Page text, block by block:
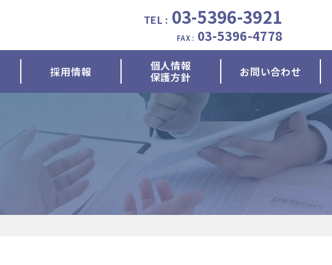
TEL : 03-5396-3921
FAX : 03-5396-4778
採用情報 個人情報
保護方針 お問い合わせ